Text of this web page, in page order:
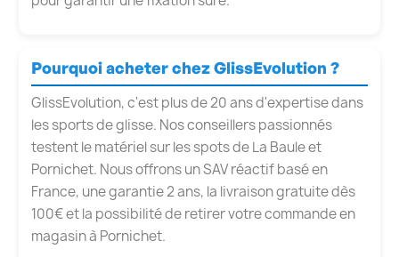
Pourquoi acheter chez GlissEvolution ?
GlissEvolution, c'est plus de 20 ans d'expertise dans
les sports de glisse. Nos conseillers passionnés
testent le matériel sur les spots de La Baule et
Pornichet. Nous offrons un SAV réactif basé en
France, une garantie 2 ans, la livraison gratuite dès
100€ et la possibilité de retirer votre commande en
magasin à Pornichet.